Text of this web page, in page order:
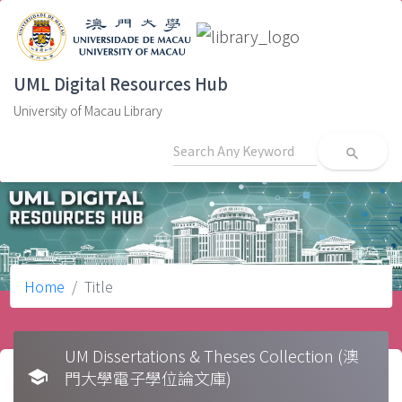
UML Digital Resources Hub
University of Macau Library
search
Home Title
school
UM Dissertations & Theses Collection (澳
門大學電子學位論文庫)